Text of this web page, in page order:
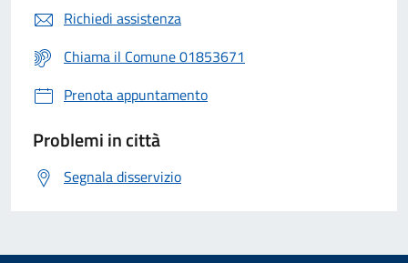
Richiedi assistenza
Chiama il Comune 01853671
Prenota appuntamento
Problemi in città
Segnala disservizio